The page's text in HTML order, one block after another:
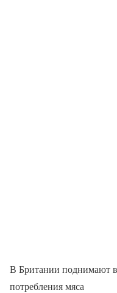
В Британии поднимают
потребления мяса